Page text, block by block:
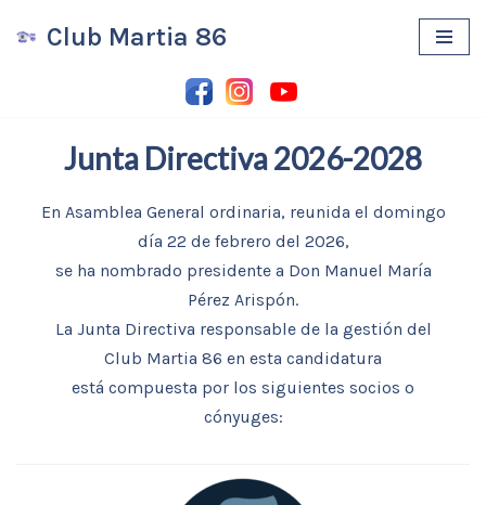
Club Martia 86
Junta Directiva 2026-2028
En Asamblea General ordinaria, reunida el domingo
día 22 de febrero del 2026,
se ha nombrado presidente a Don Manuel María
Pérez Arispón.
La Junta Directiva responsable de la gestión del
Club Martia 86 en esta candidatura
está compuesta por los siguientes socios o
cónyuges: